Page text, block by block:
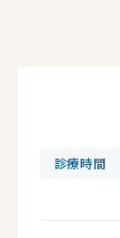
診療時間